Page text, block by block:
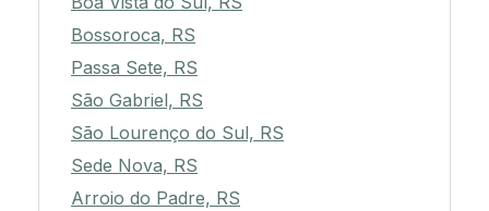
Bossoroca, RS
Passa Sete, RS
São Gabriel, RS
São Lourenço do Sul, RS
Sede Nova, RS
Arroio do Padre, RS